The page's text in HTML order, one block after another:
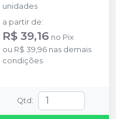
unidades
a partir de:
R$ 39,16 no Pix
ou R$ 39,96 nas demais
condições
Qtd :